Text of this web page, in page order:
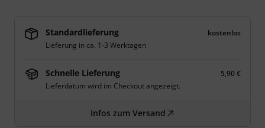
Standardlieferung
kostenlos
Lieferung in ca. 1-3 Werktagen
Schnelle Lieferung
5,90 €
Lieferdatum wird im Checkout angezeigt.
Infos zum Versand